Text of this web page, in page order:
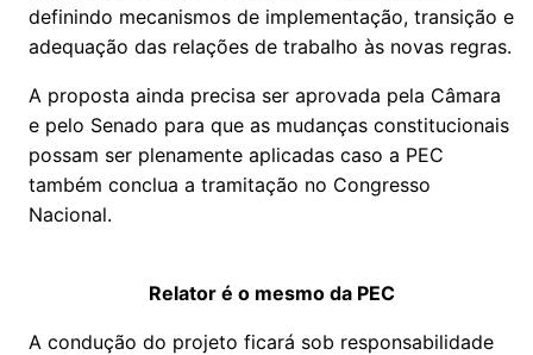
definindo mecanismos de implementação, transição e
adequação das relações de trabalho às novas regras.
A proposta ainda precisa ser aprovada pela Câmara
e pelo Senado para que as mudanças constitucionais
possam ser plenamente aplicadas caso a PEC
também conclua a tramitação no Congresso
Nacional.
Relator é o mesmo da PEC
A condução do projeto ficará sob responsabilidade